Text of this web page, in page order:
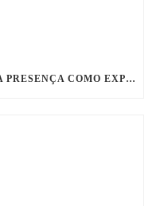
EGD ENGENHARIA CONFIRMA PRESENÇA COMO EXPOSITORA NA BAHIA OIL & GAS 2026